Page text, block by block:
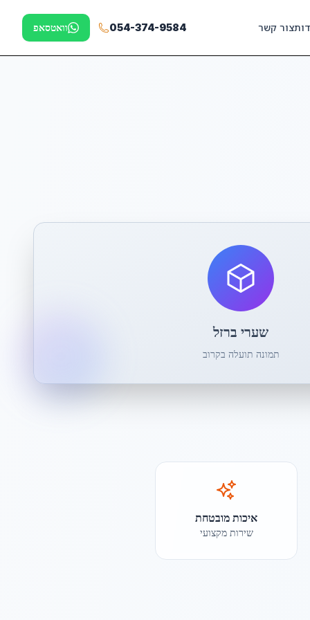
צור קשר 054-374-9584 וואטסאפ
שערי ברזל
תמונה תועלה בקרוב
איכות מובטחת
שירות מקצועי